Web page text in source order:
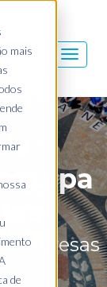
mais
de
-
empresas